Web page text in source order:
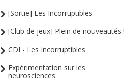
[Sortie] Les Incorruptibles
[Club de jeux] Plein de nouveautés !
CDI - Les Incorruptibles
Expérimentation sur les
neurosciences